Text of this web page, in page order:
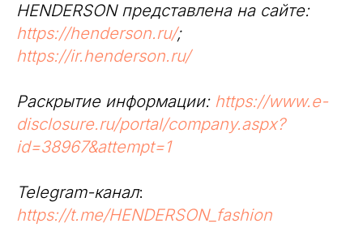
HENDERSON представлена на сайте:
https://henderson.ru/;
https://ir.henderson.ru/
Раскрытие информации: https://www.e-
disclosure.ru/portal/company.aspx?
id=38967&attempt=1
Telegram-канал:
https://t.me/HENDERSON_fashion